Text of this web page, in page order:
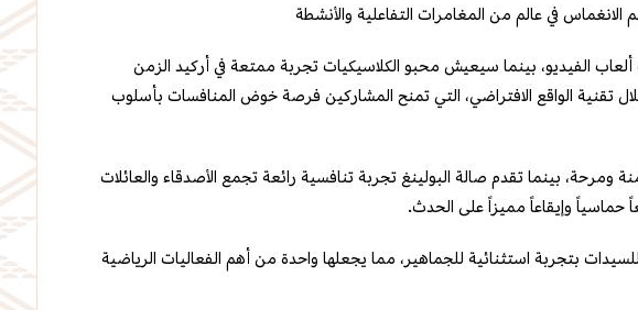
في عالم من المغامرات التفاعلية والأنشطة
الفيديو، بينما سيعيش محبو الكلاسيكيات تجربة ممتعة في أركيد الزمن
تقنية الواقع الافتراضي، التي تمنح المشاركين فرصة خوض المنافسات بأسلوب
بينما تقدم صالة البولينغ تجربة تنافسية رائعة تجمع الأصدقاء والعائلات
حماسياً وإيقاعاً مميزاً على الحدث.
بتجربة استثنائية للجماهير، مما يجعلها واحدة من أهم الفعاليات الرياضية